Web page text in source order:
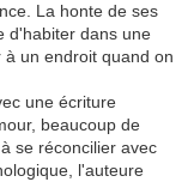
La honte de ses
d'habiter dans une
un endroit quand on
une écriture
beaucoup de
se réconcilier avec
l'auteure